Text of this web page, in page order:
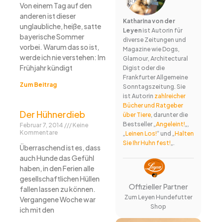
Von einem Tag auf den
anderen ist dieser
unglaubliche, heiße, satte
bayerische Sommer
vorbei. Warum das so ist,
werde ich nie verstehen: Im
Frühjahr kündigt
Zum Beitrag
Der Hühnerdieb
Februar 7, 2014
Keine
Kommentare
Überraschend ist es, dass
auch Hunde das Gefühl
haben, in den Ferien alle
gesellschaftlichen Hüllen
fallen lassen zu können.
Vergangene Woche war
ich mit den
Katharina von der
Leyenist Autorin für
diverse Zeitungen und
Magazine wie Dogs,
Glamour, Architectural
Digist oder die
Frankfurter Allgemeine
Sonntagszeitung. Sie
ist Autorin zahlreicher
Bücher und Ratgeber
über Tiere, darunter die
Bestseller „Angeleint!„,
„Leinen Los!“ und „Halten
Sie Ihr Huhn fest!„.
Offizieller Partner
Zum Leyen Hundefutter
Shop